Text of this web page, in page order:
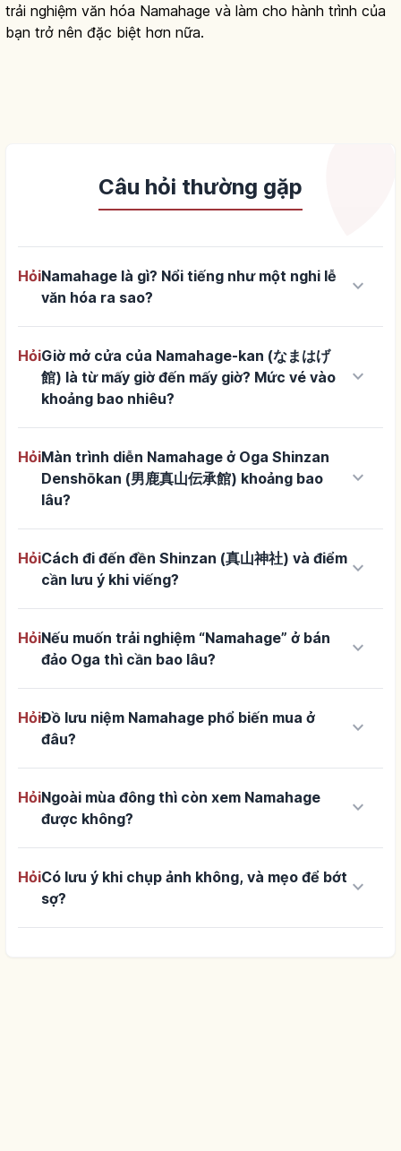
trải nghiệm văn hóa Namahage và làm cho hành trình của
bạn trở nên đặc biệt hơn nữa.
Câu hỏi thường gặp
HỏiNamahage là gì? Nổi tiếng như một nghi lễ
văn hóa ra sao?
keyboard_arrow_down
HỏiGiờ mở cửa của Namahage-kan (なまはげ
館) là từ mấy giờ đến mấy giờ? Mức vé vào
khoảng bao nhiêu?
keyboard_arrow_down
HỏiMàn trình diễn Namahage ở Oga Shinzan
Denshōkan (男鹿真山伝承館) khoảng bao
lâu?
keyboard_arrow_down
HỏiCách đi đến đền Shinzan (真山神社) và điểm
cần lưu ý khi viếng?
keyboard_arrow_down
HỏiNếu muốn trải nghiệm “Namahage” ở bán
đảo Oga thì cần bao lâu?
keyboard_arrow_down
HỏiĐồ lưu niệm Namahage phổ biến mua ở
đâu?
keyboard_arrow_down
HỏiNgoài mùa đông thì còn xem Namahage
được không?
keyboard_arrow_down
HỏiCó lưu ý khi chụp ảnh không, và mẹo để bớt
sợ?
keyboard_arrow_down